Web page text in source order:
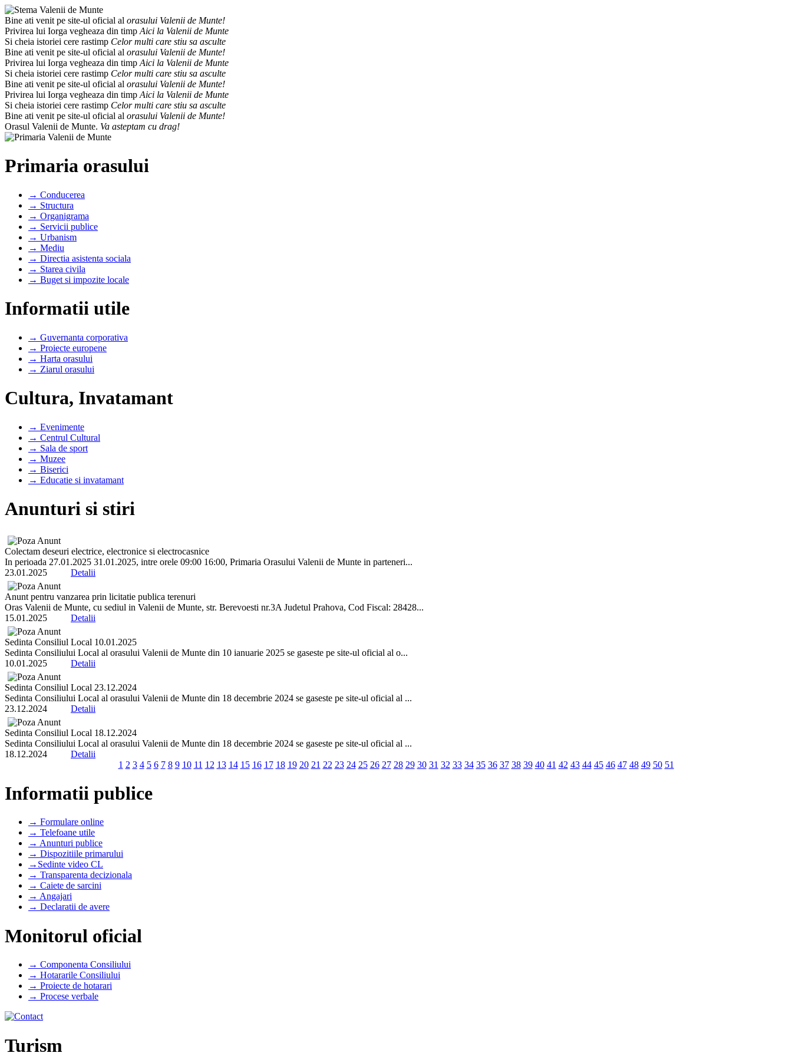
Bine ati venit pe site-ul oficial al orasului Valenii de Munte!
Privirea lui Iorga vegheaza din timp Aici la Valenii de Munte
Si cheia istoriei cere rastimp Celor multi care stiu sa asculte
Bine ati venit pe site-ul oficial al orasului Valenii de Munte!
Privirea lui Iorga vegheaza din timp Aici la Valenii de Munte
Si cheia istoriei cere rastimp Celor multi care stiu sa asculte
Bine ati venit pe site-ul oficial al orasului Valenii de Munte!
Privirea lui Iorga vegheaza din timp Aici la Valenii de Munte
Si cheia istoriei cere rastimp Celor multi care stiu sa asculte
Bine ati venit pe site-ul oficial al orasului Valenii de Munte!
Orasul Valenii de Munte. Va asteptam cu drag!
Primaria orasului
→ Conducerea
→ Structura
→ Organigrama
→ Servicii publice
→ Urbanism
→ Mediu
→ Directia asistenta sociala
→ Starea civila
→ Buget si impozite locale
Informatii utile
→ Guvernanta corporativa
→ Proiecte europene
→ Harta orasului
→ Ziarul orasului
Cultura, Invatamant
→ Evenimente
→ Centrul Cultural
→ Sala de sport
→ Muzee
→ Biserici
→ Educatie si invatamant
Anunturi si stiri
Colectam deseuri electrice, electronice si electrocasnice
In perioada 27.01.2025 31.01.2025, intre orele 09:00 16:00, Primaria Orasului Valenii de Munte in parteneri...
23.01.2025 Detalii
Anunt pentru vanzarea prin licitatie publica terenuri
Oras Valenii de Munte, cu sediul in Valenii de Munte, str. Berevoesti nr.3A Judetul Prahova, Cod Fiscal: 28428...
15.01.2025 Detalii
Sedinta Consiliul Local 10.01.2025
Sedinta Consiliului Local al orasului Valenii de Munte din 10 ianuarie 2025 se gaseste pe site-ul oficial al o...
10.01.2025 Detalii
Sedinta Consiliul Local 23.12.2024
Sedinta Consiliului Local al orasului Valenii de Munte din 18 decembrie 2024 se gaseste pe site-ul oficial al ...
23.12.2024 Detalii
Sedinta Consiliul Local 18.12.2024
Sedinta Consiliului Local al orasului Valenii de Munte din 18 decembrie 2024 se gaseste pe site-ul oficial al ...
18.12.2024 Detalii
1 2 3 4 5 6 7 8 9 10 11 12 13 14 15 16 17 18 19 20 21 22 23 24 25 26 27 28 29 30 31 32 33 34 35 36 37 38 39 40 41 42 43 44 45 46 47 48 49 50 51
Informatii publice
→ Formulare online
→ Telefoane utile
→ Anunturi publice
→ Dispozitiile primarului
→Sedinte video CL
→ Transparenta decizionala
→ Caiete de sarcini
→ Angajari
→ Declaratii de avere
Monitorul oficial
→ Componenta Consiliului
→ Hotararile Consiliului
→ Proiecte de hotarari
→ Procese verbale
Turism